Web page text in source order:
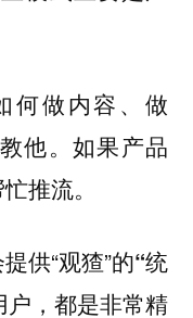
何做内容、做
他。如果产品
推流。
供“观猹”的“统
户，都是非常精